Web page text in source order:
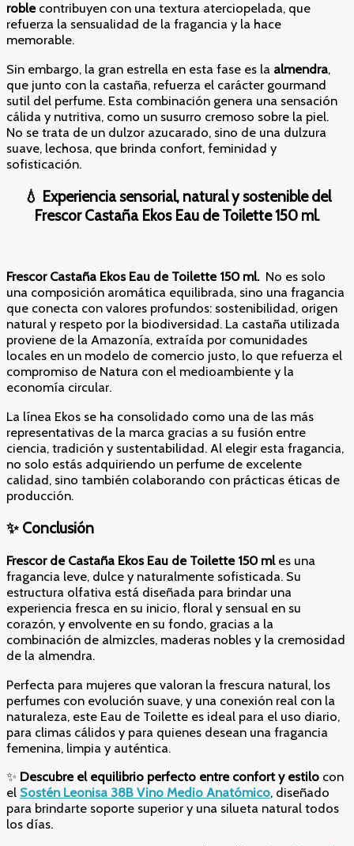
roblecontribuyen con una textura aterciopelada, que
refuerza la sensualidad de la fragancia y la hace
memorable.
Sin embargo, la gran estrella en esta fase es la almendra,
que junto con la castaña, refuerza el carácter gourmand
sutil del perfume. Esta combinación genera una sensación
cálida y nutritiva, como un susurro cremoso sobre la piel.
No se trata de un dulzor azucarado, sino de una dulzura
suave, lechosa, que brinda confort, feminidad y
sofisticación.
💧 Experiencia sensorial, natural y sostenible del
Frescor Castaña Ekos Eau de Toilette 150 ml.
Frescor Castaña Ekos Eau de Toilette 150 ml. No es solo
una composición aromática equilibrada, sino una fragancia
que conecta con valores profundos: sostenibilidad, origen
natural y respeto por la biodiversidad. La castaña utilizada
proviene de la Amazonía, extraída por comunidades
locales en un modelo de comercio justo, lo que refuerza el
compromiso de Natura con el medioambiente y la
economía circular.
La línea Ekos se ha consolidado como una de las más
representativas de la marca gracias a su fusión entre
ciencia, tradición y sustentabilidad. Al elegir esta fragancia,
no solo estás adquiriendo un perfume de excelente
calidad, sino también colaborando con prácticas éticas de
producción.
✨ Conclusión
Frescor de Castaña Ekos Eau de Toilette 150 mles una
fragancia leve, dulce y naturalmente sofisticada. Su
estructura olfativa está diseñada para brindar una
experiencia fresca en su inicio, floral y sensual en su
corazón, y envolvente en su fondo, gracias a la
combinación de almizcles, maderas nobles y la cremosidad
de la almendra.
Perfecta para mujeres que valoran la frescura natural, los
perfumes con evolución suave, y una conexión real con la
naturaleza, este Eau de Toilette es ideal para el uso diario,
para climas cálidos y para quienes desean una fragancia
femenina, limpia y auténtica.
✨ Descubre el equilibrio perfecto entre confort y estilo con
el Sostén Leonisa 38B Vino Medio Anatómico, diseñado
para brindarte soporte superior y una silueta natural todos
los días.